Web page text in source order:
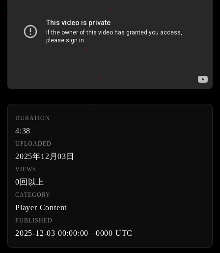
DURATION
4:38
UPLOADED
2025年12月03日
VIEWS
0回以上
CATEGORY
Player Content
PUBLISHED
2025-12-03 00:00:00 +0000 UTC